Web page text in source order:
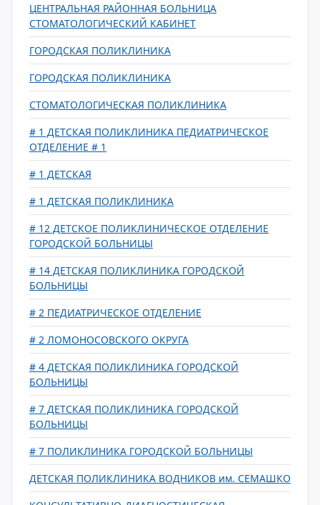
ЦЕНТРАЛЬНАЯ РАЙОННАЯ БОЛЬНИЦА
СТОМАТОЛОГИЧЕСКИЙ КАБИНЕТ
ГОРОДСКАЯ ПОЛИКЛИНИКА
ГОРОДСКАЯ ПОЛИКЛИНИКА
СТОМАТОЛОГИЧЕСКАЯ ПОЛИКЛИНИКА
# 1 ДЕТСКАЯ ПОЛИКЛИНИКА ПЕДИАТРИЧЕСКОЕ
ОТДЕЛЕНИЕ # 1
# 1 ДЕТСКАЯ
# 1 ДЕТСКАЯ ПОЛИКЛИНИКА
# 12 ДЕТСКОЕ ПОЛИКЛИНИЧЕСКОЕ ОТДЕЛЕНИЕ
ГОРОДСКОЙ БОЛЬНИЦЫ
# 14 ДЕТСКАЯ ПОЛИКЛИНИКА ГОРОДСКОЙ
БОЛЬНИЦЫ
# 2 ПЕДИАТРИЧЕСКОЕ ОТДЕЛЕНИЕ
# 2 ЛОМОНОСОВСКОГО ОКРУГА
# 4 ДЕТСКАЯ ПОЛИКЛИНИКА ГОРОДСКОЙ
БОЛЬНИЦЫ
# 7 ДЕТСКАЯ ПОЛИКЛИНИКА ГОРОДСКОЙ
БОЛЬНИЦЫ
# 7 ПОЛИКЛИНИКА ГОРОДСКОЙ БОЛЬНИЦЫ
ДЕТСКАЯ ПОЛИКЛИНИКА ВОДНИКОВ им. СЕМАШКО